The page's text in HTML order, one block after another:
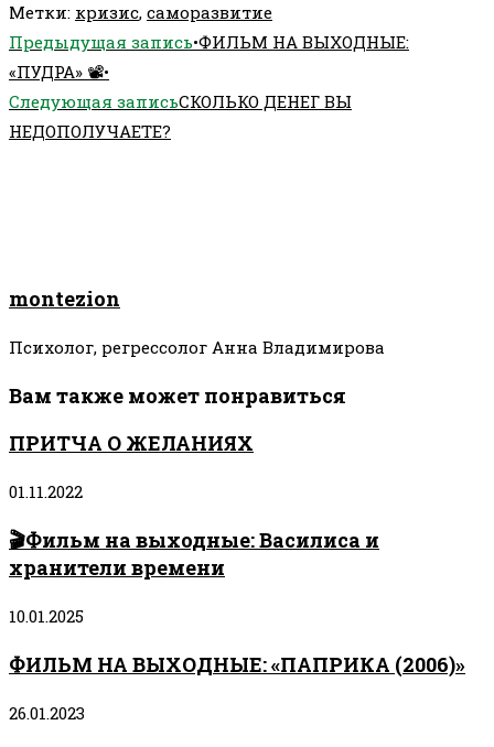
Метки: кризис, саморазвитие
Еще
статьи
Предыдущая запись•ФИЛЬМ НА ВЫХОДНЫЕ:
«ПУДРА» 📽•
Следующая записьСКОЛЬКО ДЕНЕГ ВЫ
НЕДОПОЛУЧАЕТЕ?
montezion
Психолог, регрессолог Анна Владимирова
Вам также может понравиться
ПРИТЧА О ЖЕЛАНИЯХ
01.11.2022
🎬Фильм на выходные: Василиса и
хранители времени
10.01.2025
ФИЛЬМ НА ВЫХОДНЫЕ: «ПАПРИКА (2006)»
26.01.2023